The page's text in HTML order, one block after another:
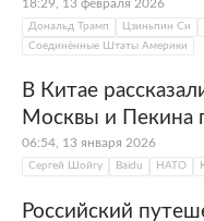
18:29, 13 февраля 2026
Дональд Трамп Цзиньпин Си
Соединённые Штаты Америки
В Китае
Москвы и Пекина
06:54, 13 января 2026
Сергей Шойгу Baidu НАТО
Российский